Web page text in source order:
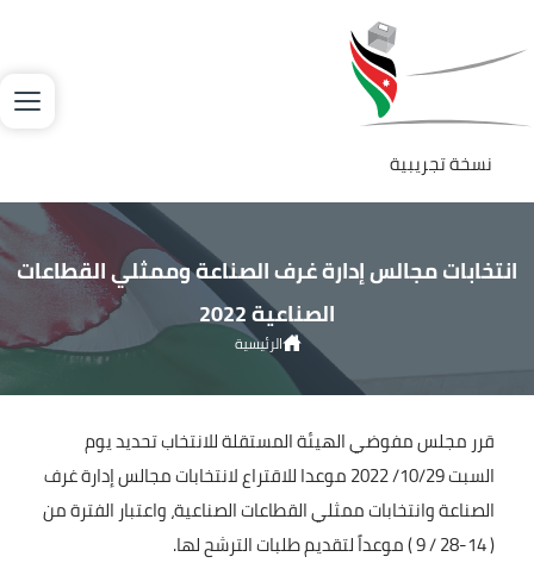
تجاوز إلى المحتوى الرئيسي
نسخة تجريبية
انتخابات مجالس إدارة غرف الصناعة وممثلي القطاعات
الصناعية 2022
الرئيسية
انتخابات مجالس إدارة غرف الصناعة وممثلي القطاعات الصناعية 2022
قرر مجلس مفوضي الهيئة المستقلة للانتخاب تحديد يوم
السبت 10/29/ 2022 موعدا للاقتراع لانتخابات مجالس إدارة غرف
الصناعة وانتخابات ممثلي القطاعات الصناعية، واعتبار الفترة من
( 14-28 / 9 ) موعداً لتقديم طلبات الترشح لها.